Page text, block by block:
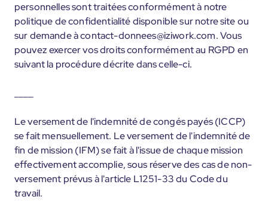
personnelles sont traitées conformément à notre
politique de confidentialité disponible sur notre site ou
sur demande à contact-donnees@iziwork.com. Vous
pouvez exercer vos droits conformément au RGPD en
suivant la procédure décrite dans celle-ci.
Le versement de l'indemnité de congés payés (ICCP)
se fait mensuellement. Le versement de l'indemnité de
fin de mission (IFM) se fait à l'issue de chaque mission
effectivement accomplie, sous réserve des cas de non-
versement prévus à l'article L1251-33 du Code du
travail.